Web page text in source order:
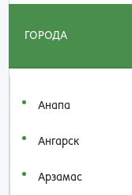
ГОРОДА
Анапа
Ангарск
Арзамас